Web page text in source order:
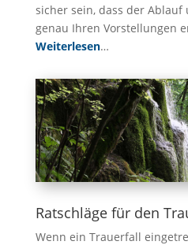
sicher sein, dass der Ablauf
genau Ihren Vorstellungen
Weiterlesen…
Ratschläge für den
Wenn ein Trauerfall